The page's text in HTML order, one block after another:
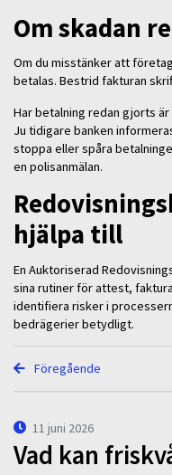
Om skadan
Om du misstänker att
betalas. Bestrid fakturan
Har betalning redan gjorts
Ju tidigare banken
stoppa eller spåra
en polisanmälan.
hjälpa till
En Auktoriserad
sina rutiner för attest,
identifiera risker i
bedrägerier betydligt.
Föregående
11 juni 2026
Vad kan